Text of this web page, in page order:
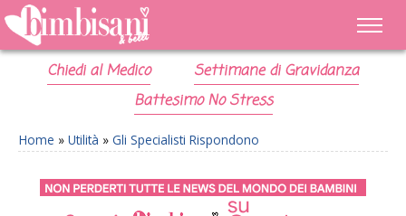
Chiedi al Medico
Settimane di Gravidanza
Battesimo No Stress
Home » Utilità » Gli Specialisti Rispondono